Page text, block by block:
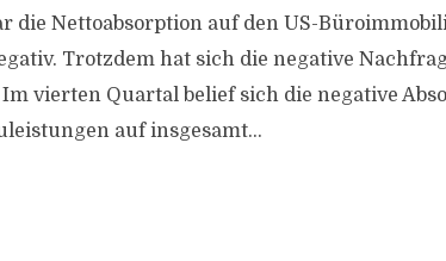
die Nettoabsorption auf den US-
Trotzdem hat sich die negative
vierten Quartal belief sich die negative
auf insgesamt...